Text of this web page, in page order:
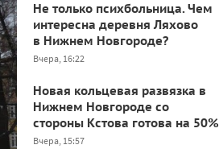
Не только психбольница. Чем
интересна деревня Ляхово
в Нижнем Новгороде?
Вчера, 16:22
Новая кольцевая развязка в
Нижнем Новгороде со
стороны Кстова готова на 50%
Вчера, 15:57